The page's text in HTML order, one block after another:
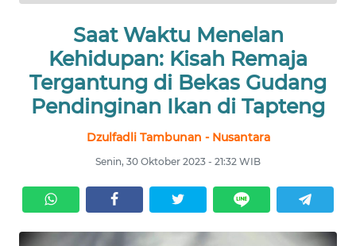
Saat Waktu Menelan
Kehidupan: Kisah Remaja
Tergantung di Bekas Gudang
Pendinginan Ikan di Tapteng
Dzulfadli Tambunan - Nusantara
Senin, 30 Oktober 2023 - 21:32 WIB
KHAS
SERBI
OPINI